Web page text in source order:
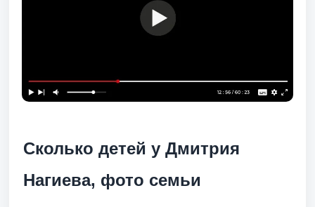
Сколько детей у Дмитрия
Нагиева, фото семьи